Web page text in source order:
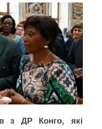
з ДР Конго, які